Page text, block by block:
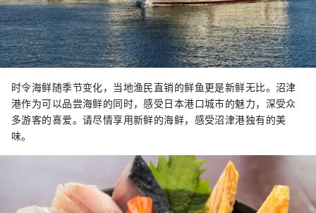
时令海鲜随季节变化，当地渔民直销的鲜鱼更是新鲜无比。沼津
港作为可以品尝海鲜的同时，感受日本港口城市的魅力，深受众
多游客的喜爱。请尽情享用新鲜的海鲜，感受沼津港独有的美
味。